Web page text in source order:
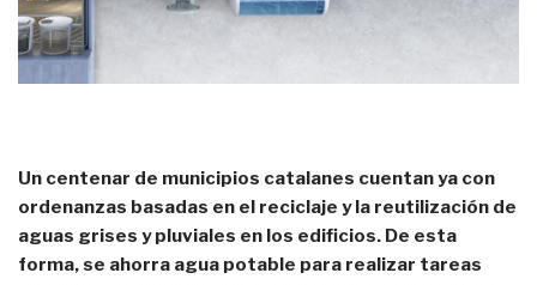
Un centenar de municipios catalanes cuentan ya con
ordenanzas basadas en el reciclaje y la reutilización de
aguas grises y pluviales en los edificios. De esta
forma, se ahorra agua potable para realizar tareas